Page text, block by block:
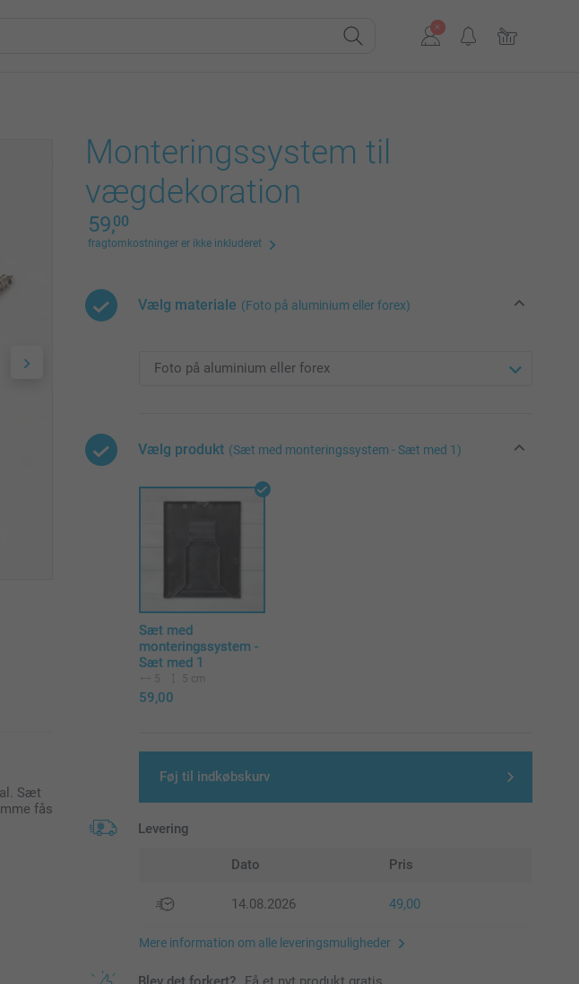
Sæt
fås
Monteringssystem til
vægdekoration
59,00
fragtomkostninger er ikke inkluderet
Vælg materiale (Foto på aluminium eller forex)
Vælg produkt (Sæt med monteringssystem - Sæt med 1)
Sæt med
monteringssystem -
Sæt med 1
5 5 cm
59,00
Føj til indkøbskurv
Levering
Dato Pris
14.08.2026 49,00
Mere information om alle leveringsmuligheder